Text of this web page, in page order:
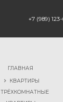
+7 (989)
ГЛАВНАЯ
КВАРТИРЫ
ТРЁХКОМНАТНЫЕ